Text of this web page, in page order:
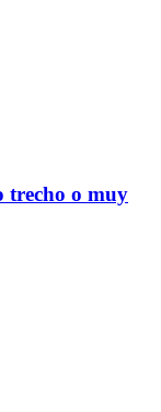
trecho o muy